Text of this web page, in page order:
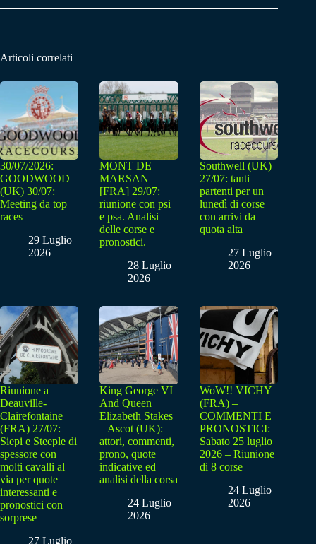
Articoli correlati
30/07/2026:
GOODWOOD
(UK) 30/07:
Meeting da top
races
29 Luglio
2026
MONT DE
MARSAN
[FRA] 29/07:
riunione con psi
e psa. Analisi
delle corse e
pronostici.
28 Luglio
2026
Southwell (UK)
27/07: tanti
partenti per un
lunedì di corse
con arrivi da
quota alta
27 Luglio
2026
Riunione a
Deauville-
Clairefontaine
(FRA) 27/07:
Siepi e Steeple di
spessore con
molti cavalli al
via per quote
interessanti e
pronostici con
sorprese
27 Luglio
King George VI
And Queen
Elizabeth Stakes
– Ascot (UK):
attori, commenti,
prono, quote
indicative ed
analisi della corsa
24 Luglio
2026
WoW!! VICHY
(FRA) –
COMMENTI E
PRONOSTICI:
Sabato 25 luglio
2026 – Riunione
di 8 corse
24 Luglio
2026